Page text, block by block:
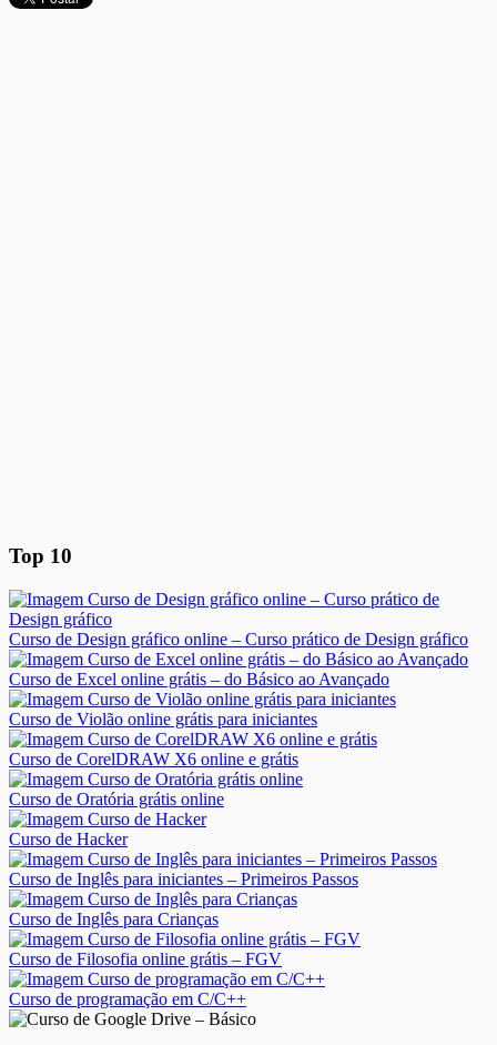
Top 10
Curso de Design gráfico online – Curso prático de Design gráfico
Curso de Excel online grátis – do Básico ao Avançado
Curso de Violão online grátis para iniciantes
Curso de CorelDRAW X6 online e grátis
Curso de Oratória grátis online
Curso de Hacker
Curso de Inglês para iniciantes – Primeiros Passos
Curso de Inglês para Crianças
Curso de Filosofia online grátis – FGV
Curso de programação em C/C++